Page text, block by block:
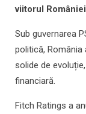
viitorul României
Sub guvernarea
politică,
solide de
financiară.
Fitch Ratings a